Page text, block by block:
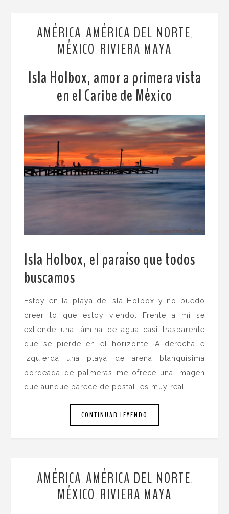
AMÉRICA AMÉRICA DEL NORTE
MÉXICO RIVIERA MAYA
Isla Holbox, amor a primera vista
en el Caribe de México
Isla Holbox, el paraíso que todos
buscamos
Estoy en la playa de Isla Holbox y no puedo
creer lo que estoy viendo. Frente a mí se
extiende una lámina de agua casi trasparente
que se pierde en el horizonte. A derecha e
izquierda una playa de arena blanquísima
bordeada de palmeras me ofrece una imagen
que aunque parece de postal, es muy real.
CONTINUAR LEYENDO
AMÉRICA, AMÉRICA DEL NORTE,
MÉXICO , RIVIERA MAYA